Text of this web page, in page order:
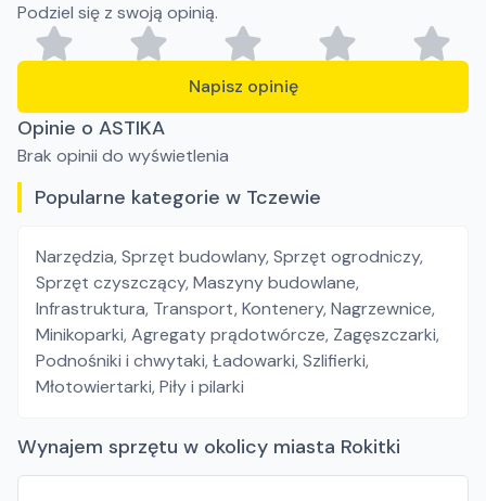
Podziel się z swoją opinią.
Napisz opinię
Opinie o ASTIKA
Brak opinii do wyświetlenia
Popularne kategorie w Tczewie
Narzędzia,Sprzęt budowlany,Sprzęt ogrodniczy,
Sprzęt czyszczący,Maszyny budowlane,
Infrastruktura, Transport,Kontenery,Nagrzewnice,
Minikoparki,Agregaty prądotwórcze, Zagęszczarki,
Podnośniki i chwytaki,Ładowarki,Szlifierki,
Młotowiertarki,Piły i pilarki
Wynajem sprzętu w okolicy miasta Rokitki